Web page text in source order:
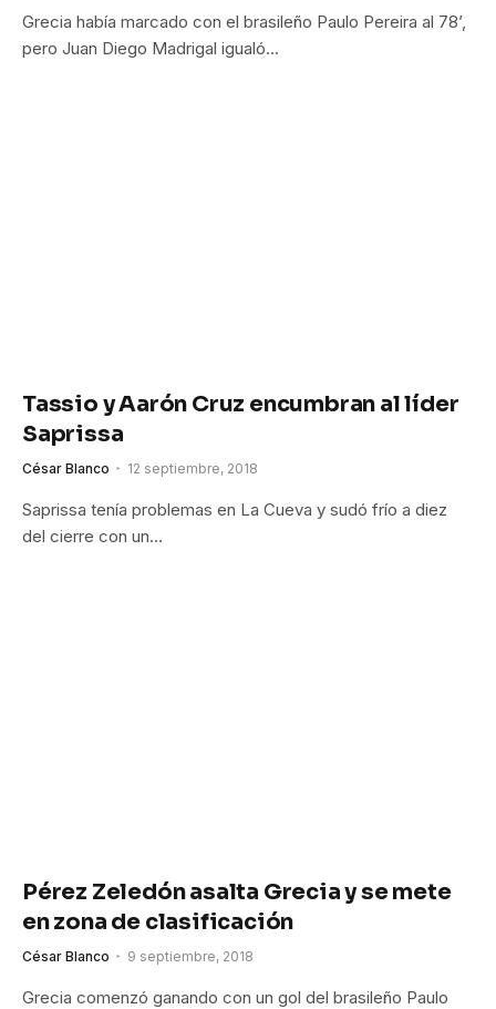
Grecia había marcado con el brasileño Paulo Pereira al 78’,
pero Juan Diego Madrigal igualó…
Tassio y Aarón Cruz encumbran al líder
Saprissa
César Blanco 12 septiembre, 2018
Saprissa tenía problemas en La Cueva y sudó frío a diez
del cierre con un…
Pérez Zeledón asalta Grecia y se mete
en zona de clasificación
César Blanco 9 septiembre, 2018
Grecia comenzó ganando con un gol del brasileño Paulo